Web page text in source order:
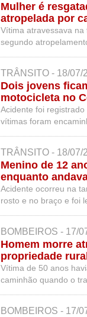
Mulher é
atropelada por
Oeste
Vítima atravessava
segundo
TRÂNSITO - 18/07/
Dois jovens
motocicleta no
Acidente foi
vítimas foram
TRÂNSITO - 18/07/
Menino de 12
enquanto
Acidente ocorreu na
rosto e no braço e foi
BOMBEIROS - 17/
Homem morre
propriedade
Vítima de 50 anos
caminhão quando o
BOMBEIROS - 17/